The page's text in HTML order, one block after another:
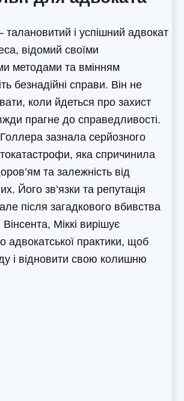
талановитий і успішний адвокат
відомий своїми
методами та вмінням
безнадійні справи. Він не
коли йдеться про захист
прагне до справедливості.
зазнала серйозного
яка спричинила
та залежність від
Його зв’язки та репутація
після загадкового вбивства
Міккі вирішує
адвокатської практики, щоб
і відновити свою колишню